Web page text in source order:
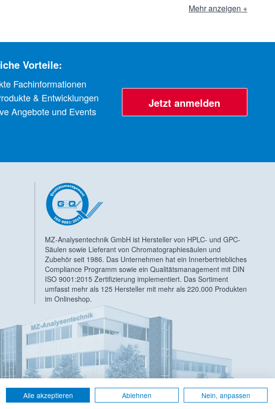
Mehr anzeigen +
Vorteile:
Fachinformationen
& Entwicklungen
Angebote und Events
Jetzt anmelden
MZ-Analysentechnik GmbH ist Hersteller von HPLC- und GPC-
Säulen sowie Lieferant von Chromatographiesäulen und
Zubehör seit 1986. Das Unternehmen hat ein Innerbertriebliches
Compliance Programm sowie ein Qualitätsmanagement mit DIN
ISO 9001:2015 Zertifizierung implementiert. Das Sortiment
umfasst mehr als 125 Hersteller mit mehr als 220.000 Produkten
im Onlineshop.
Alle akzeptieren Ablehnen Nein, anpassen